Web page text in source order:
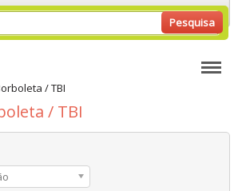
Pesquisa
/ TBI
/ TBI